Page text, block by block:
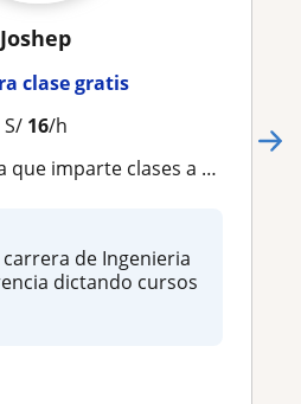
Joshep
clase gratis
S/ 16/h
a todas las edeades y nivel universitario
de Ingenieria
dictando cursos